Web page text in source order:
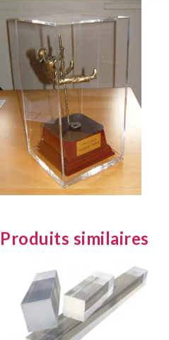
Produits similaires